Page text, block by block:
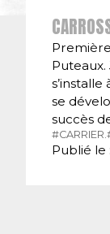
Puteaux.
s’installe
se
succès
#CARRIER.
Publié le